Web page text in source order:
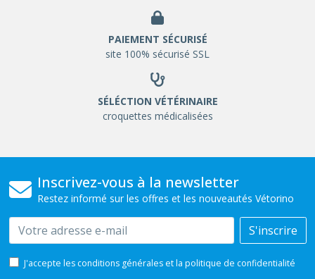
PAIEMENT SÉCURISÉ
site 100% sécurisé SSL
SÉLÉCTION VÉTÉRINAIRE
croquettes médicalisées
Inscrivez-vous à la newsletter
Restez informé sur les offres et les nouveautés Vétorino
Email S'inscrire
J'accepte les conditions générales et la politique de confidentialité